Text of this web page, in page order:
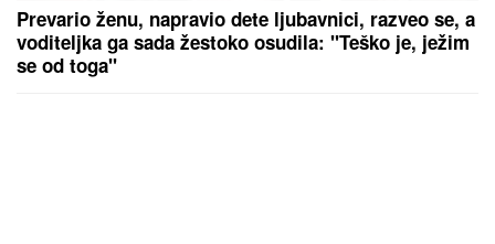
Prevario ženu, napravio dete ljubavnici, razveo se, a
voditeljka ga sada žestoko osudila: "Teško je, ježim
se od toga"